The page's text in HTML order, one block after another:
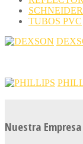
TUBOS PVC
Nuestra Empresa